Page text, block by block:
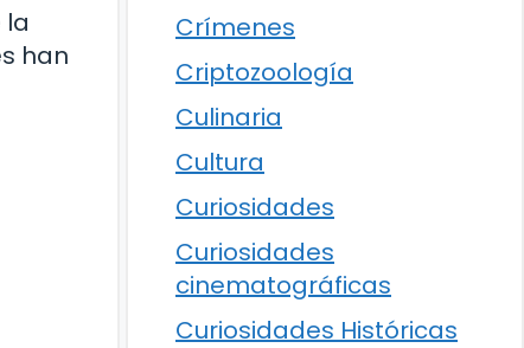
la
han
Crímenes
Criptozoología
Culinaria
Cultura
Curiosidades
Curiosidades
cinematográficas
Curiosidades Históricas